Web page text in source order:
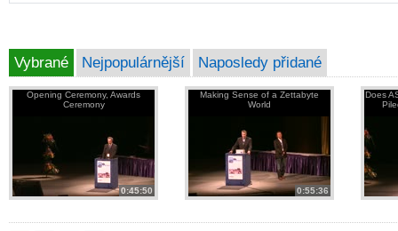
Vybrané Nejpopulárnější Naposledy přidané
Opening Ceremony, Awards
Ceremony
0:45:50
Making Sense of a Zettabyte
World
0:55:36
Does